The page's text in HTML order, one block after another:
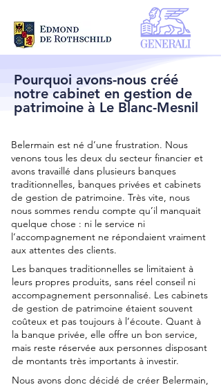
Pourquoi avons-nous créé
notre cabinet en gestion de
patrimoine à Le Blanc-Mesnil
Belermain est né d’une frustration. Nous
venons tous les deux du secteur financier et
avons travaillé dans plusieurs banques
traditionnelles, banques privées et cabinets
de gestion de patrimoine. Très vite, nous
nous sommes rendu compte qu’il manquait
quelque chose : ni le service ni
l’accompagnement ne répondaient vraiment
aux attentes des clients.
Les banques traditionnelles se limitaient à
leurs propres produits, sans réel conseil ni
accompagnement personnalisé. Les cabinets
de gestion de patrimoine étaient souvent
coûteux et pas toujours à l’écoute. Quant à
la banque privée, elle offre un bon service,
mais reste réservée aux personnes disposant
de montants très importants à investir.
Nous avons donc décidé de créer Belermain,